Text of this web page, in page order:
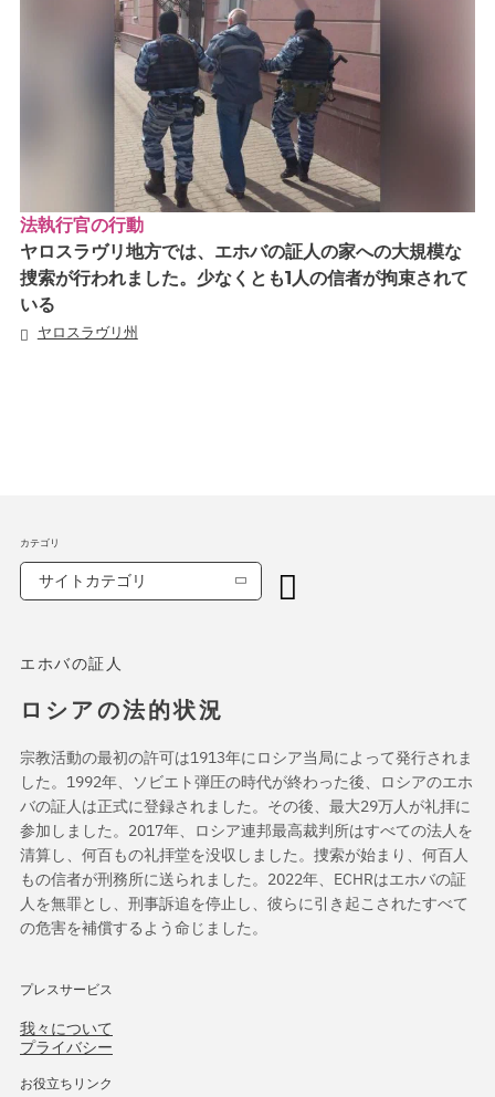
法執行官の行動
ヤロスラヴリ地方では、エホバの証人の家への大規模な
捜索が行われました。少なくとも1人の信者が拘束されて
いる
ヤロスラヴリ州
エホバの証人
ロシアの法的状況
宗教活動の最初の許可は1913年にロシア当局によって発行されま
した。1992年、ソビエト弾圧の時代が終わった後、ロシアのエホ
バの証人は正式に登録されました。その後、最大29万人が礼拝に
参加しました。2017年、ロシア連邦最高裁判所はすべての法人を
清算し、何百もの礼拝堂を没収しました。捜索が始まり、何百人
もの信者が刑務所に送られました。2022年、ECHRはエホバの証
人を無罪とし、刑事訴追を停止し、彼らに引き起こされたすべて
の危害を補償するよう命じました。
プレスサービス
我々について
プライバシー
お役立ちリンク
カテゴリ
サイトカテゴリ